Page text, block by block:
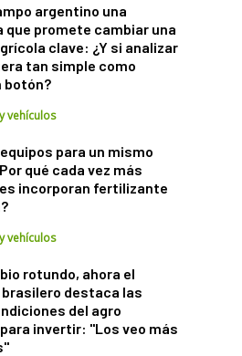
argentino una
que promete cambiar una
clave: ¿Y si analizar
tan simple como
botón?
vehículos
para un mismo
qué cada vez más
incorporan fertilizante
vehículos
rotundo, ahora el
destaca las
del agro
invertir: "Los veo más